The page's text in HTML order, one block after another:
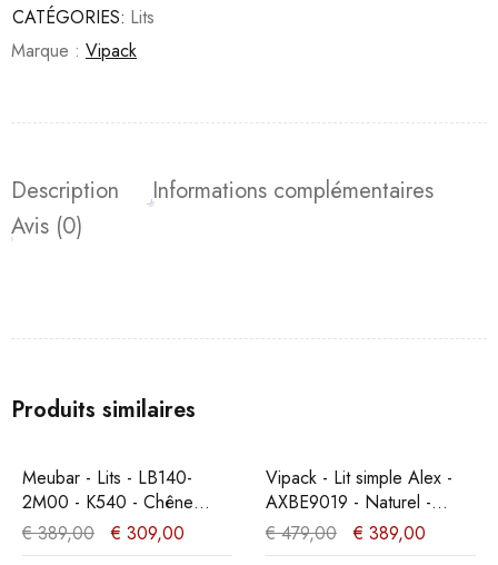
CATÉGORIES: Lits
Marque : Vipack
Description
Informations complémentaires
Avis (0)
Produits similaires
PROMO
Meubar - Lits - LB140-
2M00 - K540 - Chêne
millénaire clair -
140x89x200cm
€389,00 € 309,00
PROMO
Vipack - Lit simple Alex -
AXBE9019 - Naturel -
96,5x75x209cm
€479,00 € 389,00